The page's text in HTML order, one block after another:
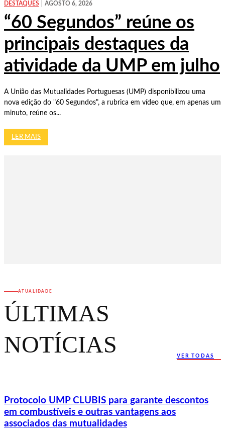
DESTAQUES AGOSTO 6, 2026
“60 Segundos” reúne os
principais destaques da
atividade da UMP em julho
A União das Mutualidades Portuguesas (UMP) disponibilizou uma
nova edição do "60 Segundos", a rubrica em vídeo que, em apenas um
minuto, reúne os...
LER MAIS
ATUALIDADE
ÚLTIMAS
NOTÍCIAS
VER TODAS
Protocolo UMP CLUBIS para garante descontos
em combustíveis e outras vantagens aos
associados das mutualidades